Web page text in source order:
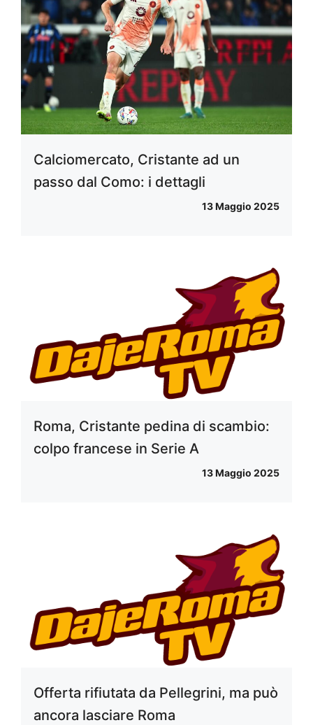
Calciomercato, Cristante ad un
passo dal Como: i dettagli
13 Maggio 2025
Roma, Cristante pedina di scambio:
colpo francese in Serie A
13 Maggio 2025
Offerta rifiutata da Pellegrini, ma può
ancora lasciare Roma